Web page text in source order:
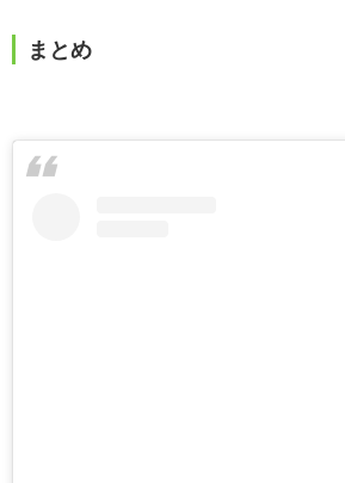
まとめ